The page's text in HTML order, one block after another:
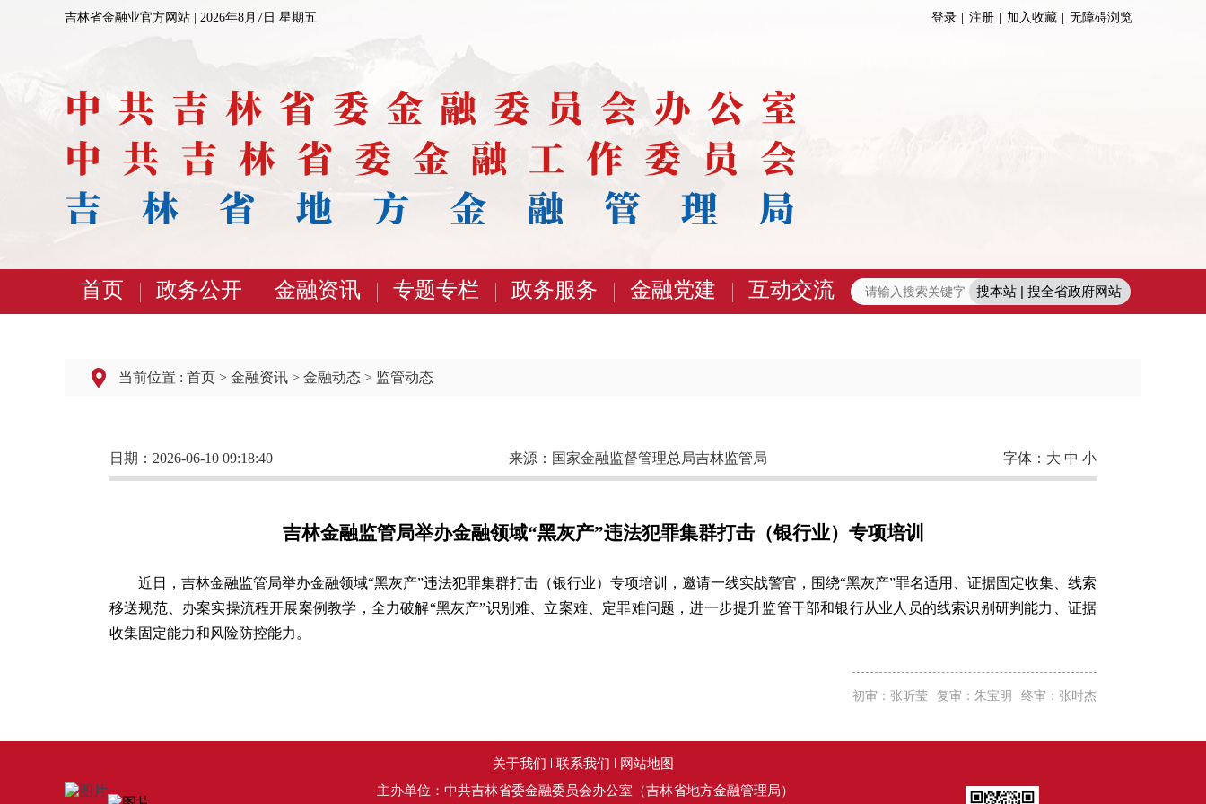
吉林省金融业官方网站 | 2026年8月7日 星期五 登录 注册 加入收藏 无障碍浏览
首页 政务公开 金融资讯 专题专栏 政务服务 金融党建 互动交流
当前位置 : 首页 > 金融资讯 > 金融动态 > 监管动态
日期：2026-06-10 09:18:40 来源： 国家金融监督管理总局吉林监管局 字体： 大 中 小
吉林金融监管局举办金融领域“黑灰产”违法犯罪集群打击（银行业）专项培训
近日，吉林金融监管局举办金融领域“黑灰产”违法犯罪集群打击（银行业）专项培训，邀请一线实战警官，围绕“黑灰产”罪名适用、证据固定收集、线索
移送规范、办案实操流程开展案例教学，全力破解“黑灰产”识别难、立案难、定罪难问题，进一步提升监管干部和银行从业人员的线索识别研判能力、证据
收集固定能力和风险防控能力。
初审：张昕莹 复审：朱宝明 终审：张时杰
关于我们 联系我们
网站地图
主办单位：中共吉林省委金融委员会办公室（吉林省地方金融管理局）